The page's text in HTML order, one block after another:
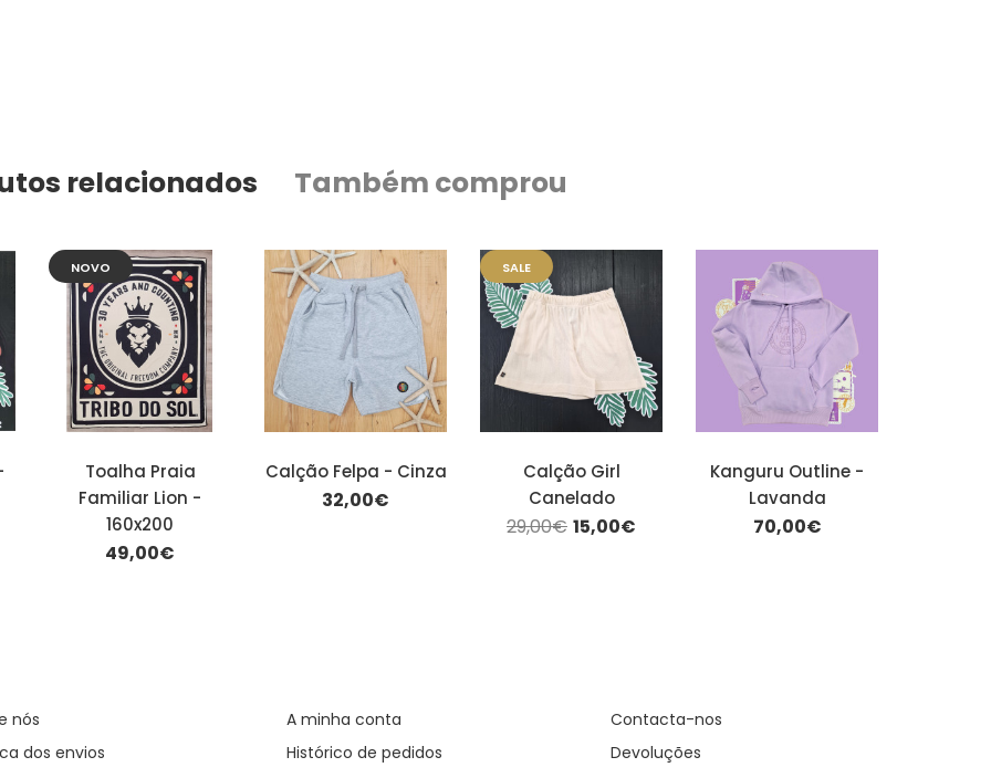
relacionados Também comprou
NOVO
Toalha Praia
Familiar Lion -
160x200
49,00€
Calção Felpa - Cinza
32,00€
SALE
Calção Girl
Canelado
29,00€ 15,00€
Kanguru Outline -
Lavanda
70,00€
nós
dos envios
A minha conta
Histórico de pedidos
Contacta-nos
Devoluções